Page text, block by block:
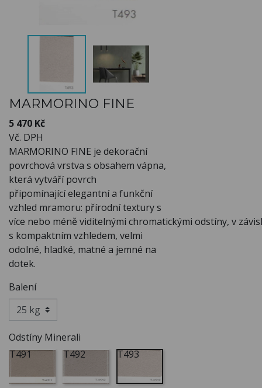
MARMORINO FINE
5 470 Kč
Vč. DPH
MARMORINO FINE je dekorační
povrchová vrstva s obsahem vápna,
která vytváří povrch
připomínajícíelegantní a funkční
vzhled mramoru: přírodní textury s
více nebo méně viditelnými chromatickými odstíny, v
s kompaktním vzhledem, velmi
odolné, hladké, matné a jemné na
dotek.
Balení
Odstíny Minerali
T491
T492 T493